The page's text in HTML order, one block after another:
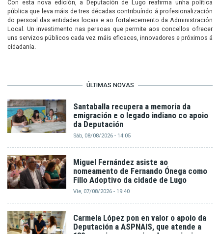
Con esta nova edición, a Deputación de Lugo reafirma unha política
pública que leva máis de tres décadas contribuíndo á profesionalización
do persoal das entidades locais e ao fortalecemento da Administración
Local. Un investimento nas persoas que permite aos concellos ofrecer
uns servizos públicos cada vez máis eficaces, innovadores e próximos á
cidadanía.
ÚLTIMAS NOVAS
Santaballa recupera a memoria da
emigración e o legado indiano co apoio
da Deputación
Sáb, 08/08/2026 - 14:05
Miguel Fernández asiste ao
nomeamento de Fernando Ónega como
Fillo Adoptivo da cidade de Lugo
Vie, 07/08/2026 - 19:40
Carmela López pon en valor o apoio da
Deputación a ASPNAIS, que atende a